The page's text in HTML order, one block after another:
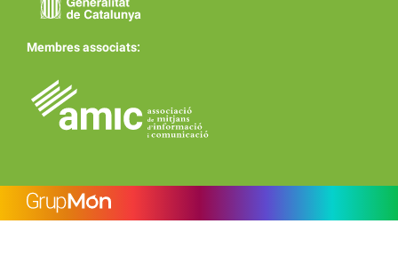
Membres associats: